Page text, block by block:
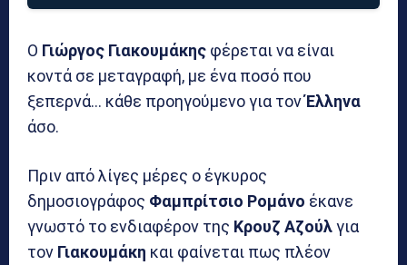
Ο Γιώργος Γιακουμάκης φέρεται να είναι
κοντά σε μεταγραφή, με ένα ποσό που
ξεπερνά… κάθε προηγούμενο για τονΈλληνα
άσο.
Πριν από λίγες μέρες ο έγκυρος
δημοσιογράφος Φαμπρίτσιο Ρομάνο έκανε
γνωστό το ενδιαφέρον της Κρουζ Αζούλγια
τον Γιακουμάκη και φαίνεται πως πλέον